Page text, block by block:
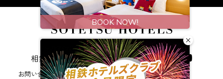
相鉄ホテルズ 公式SNS
お問い合わせ 会社概要
新規ホテル開発のご提案